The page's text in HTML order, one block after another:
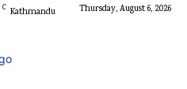
C Kathmandu Thursday, August 6, 2026